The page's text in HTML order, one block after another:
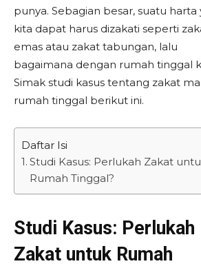
punya. Sebagian besar, suatu harta
kita dapat harus dizakati seperti
emas atau zakat tabungan, lalu
bagaimana dengan rumah tinggal
Simak studi kasus tentang zakat
rumah tinggal berikut ini.
Daftar Isi
Studi Kasus: Perlukah Zakat
Rumah Tinggal?
Studi Kasus: Perlukah
Zakat untuk Rumah